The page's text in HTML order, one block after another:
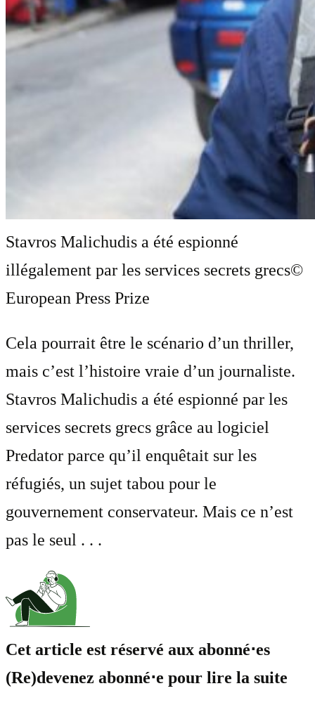
Stavros Malichudis a été espionné
illégalement par les services secrets grecs©
European Press Prize
Cela pourrait être le scénario d’un thriller,
mais c’est l’histoire vraie d’un journaliste.
Stavros Malichudis a été espionné par les
services secrets grecs grâce au logiciel
Predator parce qu’il enquêtait sur les
réfugiés, un sujet tabou pour le
gouvernement conservateur. Mais ce n’est
pas le seul . . .
Cet article est réservé aux abonné⋅es
(Re)devenez abonné⋅e pour lire la suite